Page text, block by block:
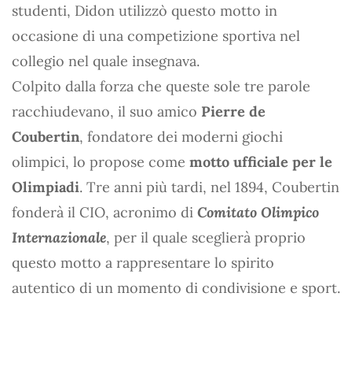
studenti, Didon utilizzò questo motto in
occasione di una competizione sportiva nel
collegio nel quale insegnava.
Colpito dalla forza che queste sole tre parole
racchiudevano, il suo amico Pierre de
Coubertin, fondatore dei moderni giochi
olimpici, lo propose come motto ufficiale per le
Olimpiadi. Tre anni più tardi, nel 1894, Coubertin
fonderà il CIO, acronimo di Comitato Olimpico
Internazionale, per il quale sceglierà proprio
questo motto a rappresentare lo spirito
autentico di un momento di condivisione e sport.